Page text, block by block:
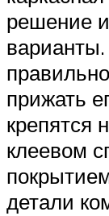
решение
прижать
крепятся
клеевом
детали